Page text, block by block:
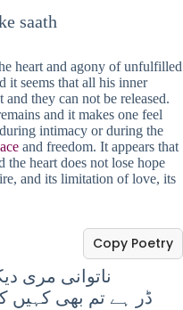
saath
heart and agony of unfulfilled
it seems that all his inner
and they can not be released.
and it makes one feel
intimacy or during the
and freedom. It appears that
the heart does not lose hope
and its limitation of love, its
ناتوانی مری
ڈر ہے تم بھی کہیں
Copy Poetry